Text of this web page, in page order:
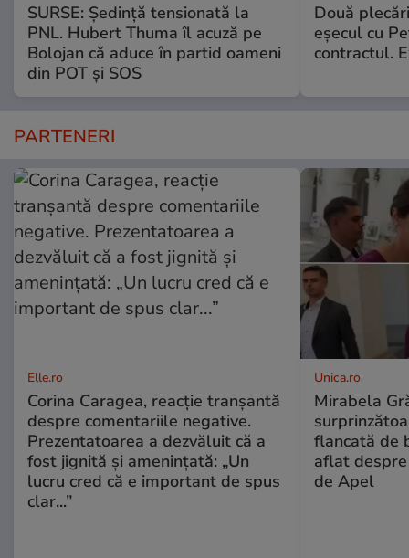
SURSE: Ședință tensionată la
PNL. Hubert Thuma îl acuză pe
Bolojan că aduce în partid oameni
din POT și SOS
Două
eșecul cu
contractul.
PARTENERI
Elle.ro
Corina Caragea, reacție tranșantă
despre comentariile negative.
Prezentatoarea a dezvăluit că a
fost jignită și amenințată: „Un
lucru cred că e important de spus
clar...”
Unica.ro
Mirabela
flancată de
aflat
de Apel